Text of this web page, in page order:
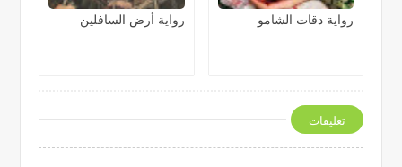
رواية دقات الشامو رواية أرض السافلين
تعليقات